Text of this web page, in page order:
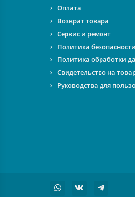
Оплата
Возврат товара
Сервис и ремонт
Политика безопасности
Политика обработки
Свидетельство на
Руководства для